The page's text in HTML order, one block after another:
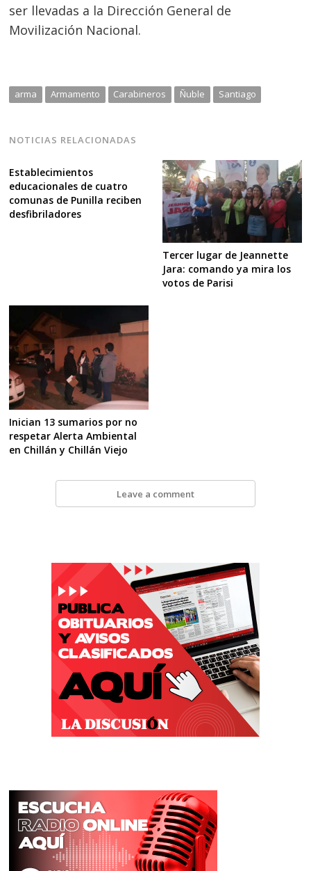
ser llevadas a la Dirección General de
Movilización Nacional.
arma Armamento Carabineros Ñuble Santiago
NOTICIAS RELACIONADAS
Establecimientos
educacionales de cuatro
comunas de Punilla reciben
desfibriladores
Tercer lugar de Jeannette
Jara: comando ya mira los
votos de Parisi
Inician 13 sumarios por no
respetar Alerta Ambiental
en Chillán y Chillán Viejo
Leave a comment